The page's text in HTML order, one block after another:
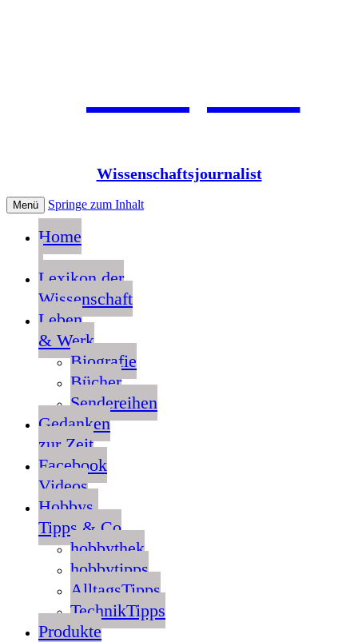
Jean Pütz
Wissenschaftsjournalist
Menü Springe zum Inhalt
Home
Lexikon der
Wissenschaft
Leben
& Werk
Biografie
Bücher
Sendereihen
Gedanken
zur Zeit
Facebook
Videos
Hobbys,
Tipps & Co
hobbythek
hobbytipps
AlltagsTipps
TechnikTipps
Produkte